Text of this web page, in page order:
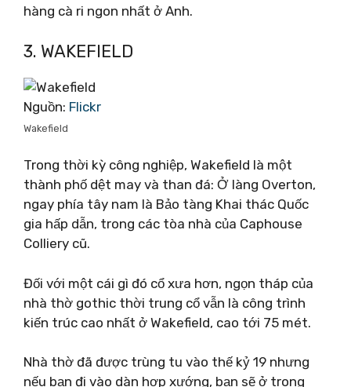
hàng cà ri ngon nhất ở Anh.
3. WAKEFIELD
Nguồn: Flickr
Wakefield
Trong thời kỳ công nghiệp, Wakefield là một
thành phố dệt may và than đá: Ở làng Overton,
ngay phía tây nam là Bảo tàng Khai thác Quốc
gia hấp dẫn, trong các tòa nhà của Caphouse
Colliery cũ.
Đối với một cái gì đó cổ xưa hơn, ngọn tháp của
nhà thờ gothic thời trung cổ vẫn là công trình
kiến ​​trúc cao nhất ở Wakefield, cao tới 75 mét.
Nhà thờ đã được trùng tu vào thế kỷ 19 nhưng
nếu bạn đi vào dàn hợp xướng, bạn sẽ ở trong